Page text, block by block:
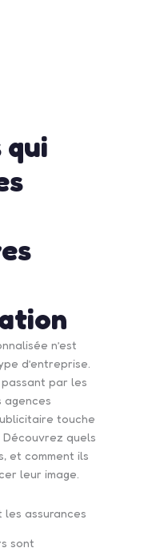
qui
n’est
d’entreprise.
par les
agences
touche
quels
et comment ils
leur image.
les assurances
sont